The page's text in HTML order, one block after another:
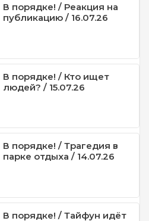
В порядке! / Реакция на
публикацию / 16.07.26
В порядке! / Кто ищет
людей? / 15.07.26
В порядке! / Трагедия в
парке отдыха / 14.07.26
В порядке! / Тайфун идёт